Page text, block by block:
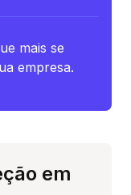
mais se
empresa.
em